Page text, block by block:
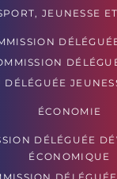
JEUNESSE
ÉCONOMIE
DÉLÉGUÉE
ÉCONOMIQUE